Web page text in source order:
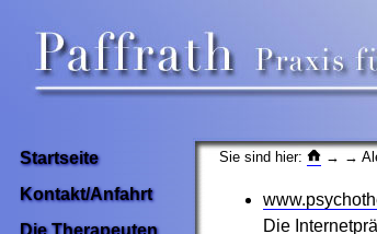
Startseite
Kontakt/Anfahrt
Die Therapeuten
Sie sind hier: → →
Die